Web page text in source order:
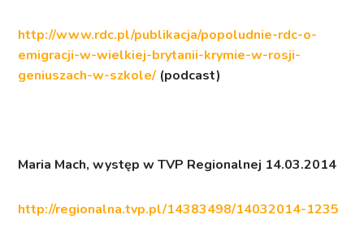
http://www.rdc.pl/publikacja/popoludnie-rdc-o-
emigracji-w-wielkiej-brytanii-krymie-w-rosji-
geniuszach-w-szkole/ (podcast)
Maria Mach, występ wTVP Regionalnej 14.03.2014
http://regionalna.tvp.pl/14383498/14032014-1235